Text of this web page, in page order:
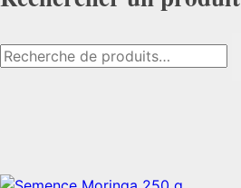
Recherche
pour :